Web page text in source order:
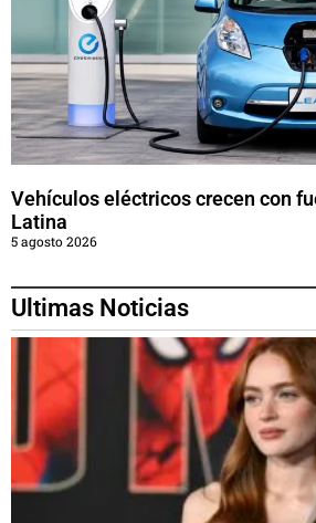
Vehículos eléctricos crecen con
Latina
5 agosto 2026
Ultimas Noticias